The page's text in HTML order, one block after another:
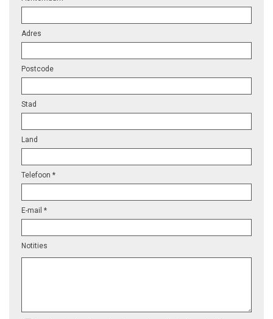
Adres
Postcode
Stad
Land
Telefoon *
E-mail *
Notities